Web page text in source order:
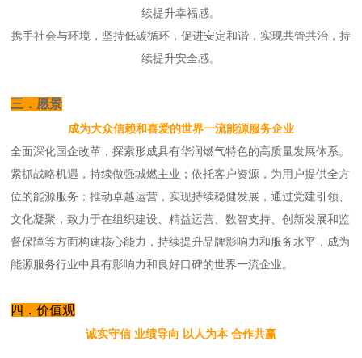
续提升幸福感。
携手社会与环境，坚持低碳循环，促进安定和谐，实现共管共治，持
续提升安全感。
三．愿景
成为大众信赖和喜爱的世界一流能源服务企业
全面深化国企改革，探索形成具有华润燃气特色的高质量发展体系。
紧抓战略机遇，持续做强城燃主业；依托客户资源，为用户提供全方
位的能源服务；推动卓越运营，实现持续稳健发展，通过党建引领、
文化凝聚，致力于在组织建设、精益运营、数智支持、创新发展和监
督保障等方面构建核心能力，持续提升品牌影响力和服务水平，成为
能源服务行业中具有影响力和良好口碑的世界一流企业。
四．价值观
诚实守信 业绩导向 以人为本 合作共赢